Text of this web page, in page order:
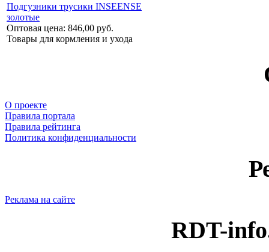
Подгузники трусики INSEENSE
золотые
Оптовая цена: 846,00 руб.
Товары для кормления и ухода
О проекте
Правила портала
Правила рейтинга
Политика конфиденциальности
Реклама на сайте
RDT-